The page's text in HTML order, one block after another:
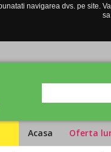
navigarea dvs. pe site.
Acasa Oferta